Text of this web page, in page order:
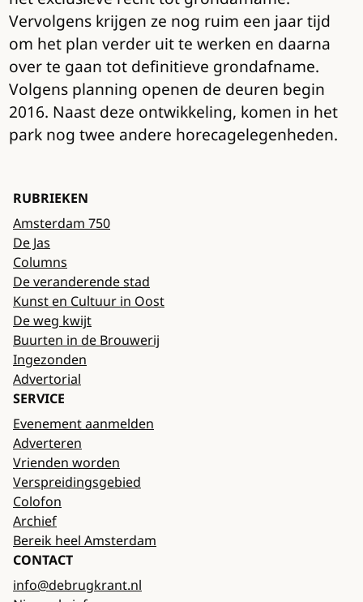
Vervolgens krijgen ze nog ruim een jaar tijd
om het plan verder uit te werken en daarna
over te gaan tot definitieve grondafname.
Volgens planning openen de deuren begin
2016. Naast deze ontwikkeling, komen in het
park nog twee andere horecagelegenheden.
RUBRIEKEN
Amsterdam 750
De Jas
Columns
De veranderende stad
Kunst en Cultuur in Oost
De weg kwijt
Buurten in de Brouwerij
Ingezonden
Advertorial
SERVICE
Evenement aanmelden
Adverteren
Vrienden worden
Verspreidingsgebied
Colofon
Archief
Bereik heel Amsterdam
CONTACT
info@debrugkrant.nl